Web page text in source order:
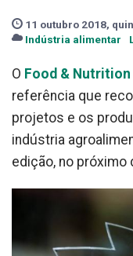
11 outubro 2018,
Indústria alimentar
O Food & Nutrition
referência que
projetos e os
indústria
edição, no próximo